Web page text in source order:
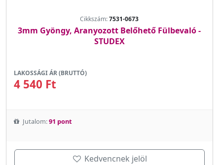
Cikkszám:7531-0673
3mm Gyöngy, Aranyozott Belőhető Fülbevaló -
STUDEX
LAKOSSÁGI ÁR (BRUTTÓ)
4 540 Ft
Jutalom:91 pont
Kedvencnek jelöl